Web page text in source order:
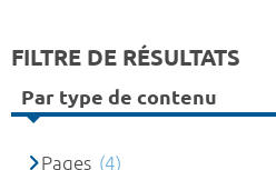
FILTRE DE RÉSULTATS
Par type de contenu
Pages (4)